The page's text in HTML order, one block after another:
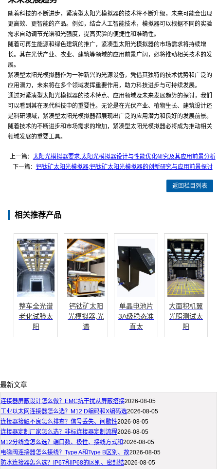
随着科技的不断进步，紧凑型太阳光模拟器的技术将不断升级，未来可能会出现
更高效、更智能的产品。例如，结合人工智能技术，模拟器可以根据不同的实验
需求自动调节光谱和光强度，提高实验的便捷性和准确性。
随着可再生能源和绿色建筑的推广，紧凑型太阳光模拟器的市场需求将持续增
长。其在光伏产业、农业、建筑等领域的应用前景广阔，必将推动相关技术的发
展。
紧凑型太阳光模拟器作为一种新兴的光源设备，凭借其独特的技术优势和广泛的
应用潜力，未来将在多个领域发挥重要作用，助力科技进步与可持续发展。
通过对紧凑型太阳光模拟器的技术特点、应用领域及未来发展趋势的探讨，我们
可以看到其在现代科技中的重要性。无论是在光伏产业、植物生长、建筑设计还
是科研领域，紧凑型太阳光模拟器都展现出广泛的应用潜力和良好的发展前景。
随着技术的不断进步和市场需求的增加，紧凑型太阳光模拟器必将成为推动相关
领域发展的重要工具。
上一篇： 太阳光模拟器要求,太阳光模拟器设计与性能优化研究及其应用前景分析
下一篇： 钙钛矿太阳光模拟器;钙钛矿太阳光模拟器的创新研究与应用前景探讨
返回栏目列表
相关推荐产品
整车全光谱
老化试验太
阳
钙钛矿太阳
光模拟器,光
谱
单晶电池片
3A级稳态准
直太
大面积机翼
光照测试太
阳
最新文章
连接器屏蔽设计怎么做？EMC抗干扰从屏蔽搭接2026-08-05
工业以太网连接器怎么选？M12 D编码和X编码选2026-08-05
连接器接触不良怎么排查？信号丢失、间歇性2026-08-05
连接器定制厂家怎么选？非标连接器定制流程2026-08-05
M12分线盒怎么选？端口数、极性、接线方式和2026-08-05
电磁阀连接器怎么接线？Type A和Type B区别、故2026-08-05
防水连接器怎么选？IP67和IP68的区别、密封结2026-08-05